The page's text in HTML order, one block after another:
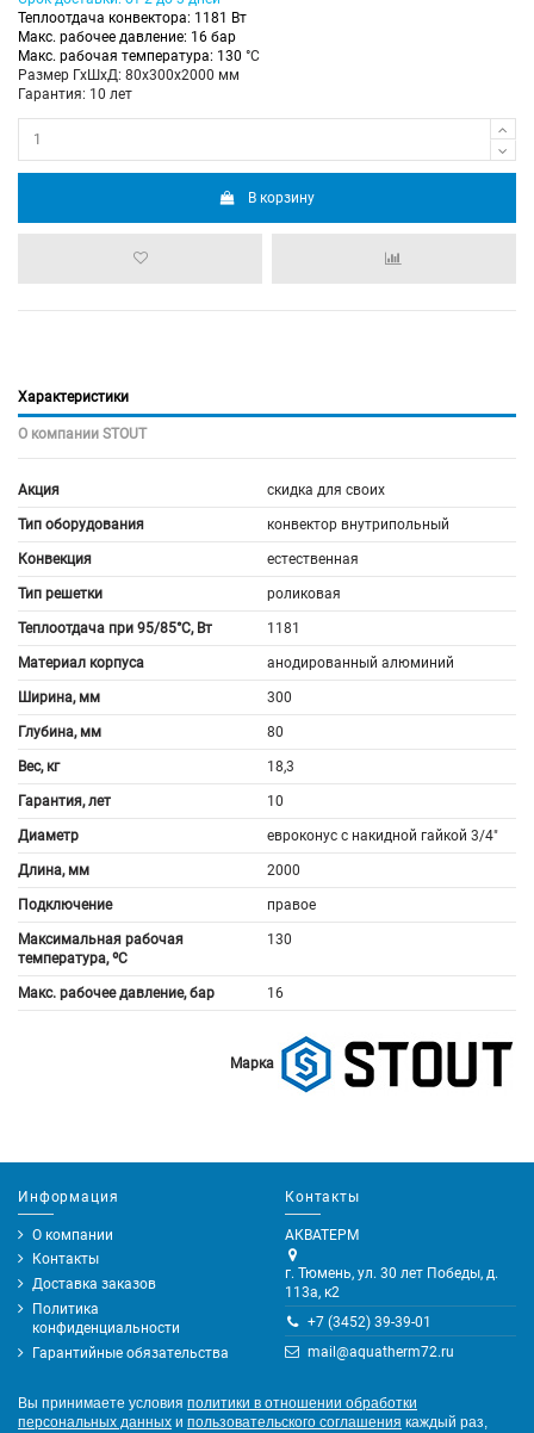
Теплоотдача конвектора: 1181 Вт
Макс. рабочее давление: 16 бар
Макс. рабочая температура: 130 °C
Размер ГхШхД: 80х300х2000 мм
Гарантия: 10 лет
В корзину
Характеристики
О компании STOUT
Акция скидка для своих
Тип оборудования конвектор внутрипольный
Конвекция естественная
Тип решетки роликовая
Теплоотдача при 95/85°С, Вт 1181
Материал корпуса анодированный алюминий
Ширина, мм 300
Глубина, мм 80
Вес, кг 18,3
Гарантия, лет 10
Диаметр евроконус с накидной гайкой 3/4"
Длина, мм 2000
Подключение правое
Максимальная рабочая
температура, ºС
130
Макс. рабочее давление, бар 16
Марка
Информация
О компании
Контакты
Доставка заказов
Политика
конфиденциальности
Гарантийные обязательства
Контакты
АКВАТЕРМ
г. Тюмень, ул. 30 лет Победы, д.
113а, к2
+7 (3452) 39-39-01
mail@aquatherm72.ru
Вы принимаете условия политики в отношении обработки
персональных данных и пользовательского соглашения каждый раз,